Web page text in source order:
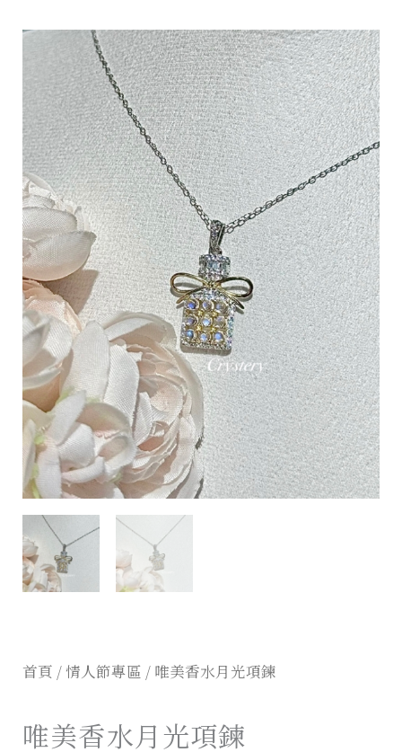
首頁 / 情人節專區 / 唯美香水月光項鍊
唯美香水月光項鍊